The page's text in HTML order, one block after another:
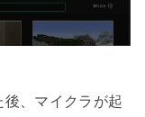
、マイクラが起